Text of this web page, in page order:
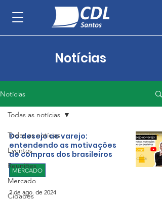
Notícias
Notícias
Todas as notícias
Eventos
Reuniões
Mercado
Cidades
Todas as notícias
Do desejo ao varejo:
entendendo as motivações
de compras dos brasileiros
MERCADO
2 de ago. de 2024